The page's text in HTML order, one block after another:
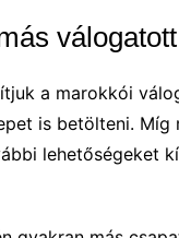
a marokkói
is betölteni. Míg
lehetőségeket